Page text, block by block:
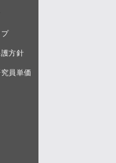
方針
員単価